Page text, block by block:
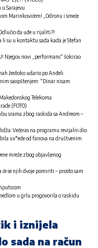
u Sarajevu
Marinkovićem! „Odronu i smeće
da uđe u rijaliti?!
li su u kontaktu sada kada je Stefan
Njegov novi „performans“ šokirao
žestoko udario po Anđeli
saopštenjem: “Dinar nisam
Telekoma
(FOTO)
srama zbog raskida sa Andreom –
Večeras na programu revijalni dio
uv*ede od fanova na društvenim
mreže zbog objavljenog
se njih dvoje pomiriti – prosto sam
u grlu progovorila o raskidu
i iznijela
sada na račun